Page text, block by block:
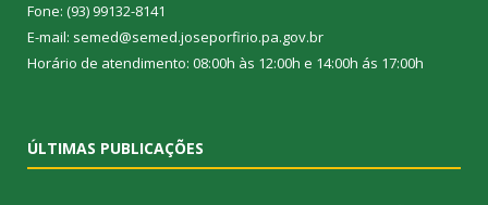
Fone: (93) 99132-8141
E-mail: semed@semed.joseporfirio.pa.gov.br
Horário de atendimento: 08:00h às 12:00h e 14:00h ás 17:00h
ÚLTIMAS PUBLICAÇÕES